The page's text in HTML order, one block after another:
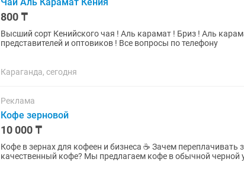
800 ₸
Высший сорт Кенийского чая ! Аль карамат ! Бриз ! Аль карамат листовой ! Ищем
представителей и оптовиков ! Все вопросы по телефону
Караганда, сегодня
Реклама
Кофе зерновой
10 000 ₸
Кофе в зернах для кофеен и бизнеса ☕ Зачем переплачивать за бренд, если внутри тот же
качественный кофе? Мы предлагаем кофе в обычной черной упаковке без лишних затрат на